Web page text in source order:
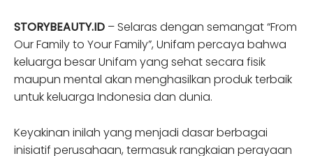
STORYBEAUTY.ID – Selaras dengan semangat “From
Our Family to Your Family”, Unifam percaya bahwa
keluarga besar Unifam yang sehat secara fisik
maupun mental akan menghasilkan produk terbaik
untuk keluarga Indonesia dan dunia.
Keyakinan inilah yang menjadi dasar berbagai
inisiatif perusahaan, termasuk rangkaian perayaan